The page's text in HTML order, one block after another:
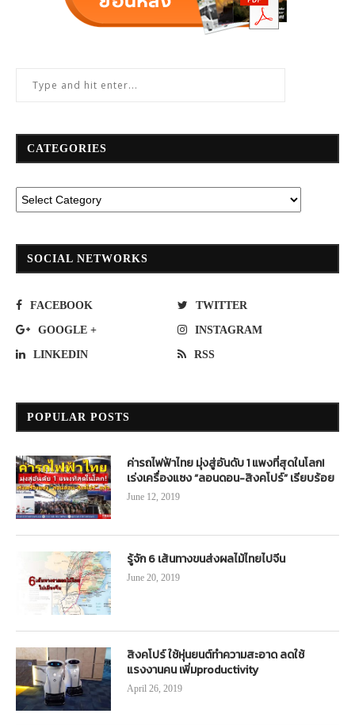
CATEGORIES
SOCIAL NETWORKS
FACEBOOK TWITTER
GOOGLE + INSTAGRAM
LINKEDIN RSS
POPULAR POSTS
ค่ารถไฟฟ้าไทย มุ่งสู่อันดับ 1 แพงที่สุดในโลก!
เร่งเครื่องแซง “ลอนดอน-สิงคโปร์” เรียบร้อย
June 12, 2019
รู้จัก 6 เส้นทางขนส่งผลไม้ไทยไปจีน
June 20, 2019
สิงคโปร์ ใช้หุ่นยนต์ทำความสะอาด ลดใช้
แรงงานคน เพิ่มproductivity
April 26, 2019